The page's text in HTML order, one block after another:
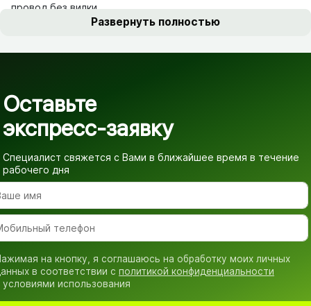
провод без вилки
Развернуть полностью
Оставьте
экспресс-заявку
Специалист свяжется с Вами в ближайшее время в течение
рабочего дня
на кнопку, я соглашаюсь на обработку моих личных
в соответствии с политикой конфиденциальности
условиями использования